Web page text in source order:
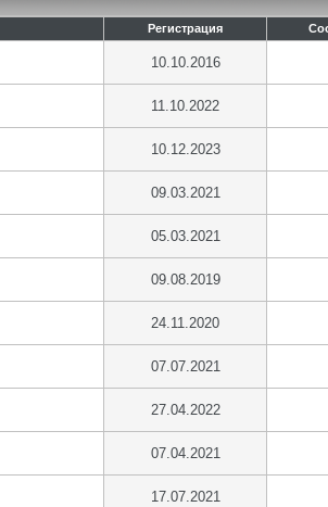
Регистрация
10.10.2016
11.10.2022
10.12.2023
09.03.2021
05.03.2021
09.08.2019
24.11.2020
07.07.2021
27.04.2022
07.04.2021
17.07.2021